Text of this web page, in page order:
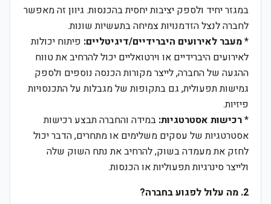
במגזר יחיד ולספק יציבות יחסית בהכנסות. גיוון זה מאפשר
לחברה לנצל הזדמנויות צמיחה בתעשיות שונות.
*מעבר לאירועים היברידיים/דיגיטליים: פיתוח יכולות
לאירועים היברידיים או וירטואליים יכול להרחיב את טווח
ההגעה של החברה, לייצר מקורות הכנסה נוספים ולספק
גמישות תפעולית, גם בתקופות של מגבלות על התכנסויות
פיזיות.
*רכישות אסטרטגיות: במידה והחברה תבצע רכישות
אסטרטגיות של עסקים משלימים או מתחרים, הדבר יכול
לחזק את מעמדה בשוק, להרחיב את נתח השוק שלה
ולייצר סינרגיות תפעוליות או הכנסות.
2. מה עלול לפגוע בחברה?